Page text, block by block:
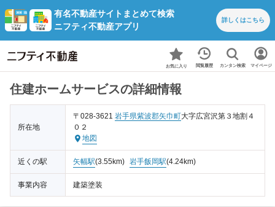
有名不動産サイトまとめて検索
ニフティ不動産アプリ
詳しくはこちら
お気に入り 閲覧履歴 カンタン検索 マイページ
住建ホームサービスの詳細情報
所在地
〒028-3621 岩手県紫波郡矢巾町大字広宮沢第３地割４
０２
地図
近くの駅 矢幅駅(3.55km) 岩手飯岡駅(4.24km)
事業内容 建築塗装